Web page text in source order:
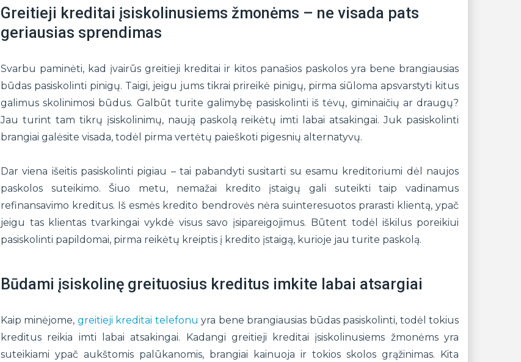
Greitieji kreditai įsiskolinusiems žmonėms – ne visada pats
geriausias sprendimas
Svarbu paminėti, kad įvairūs greitieji kreditai ir kitos panašios paskolos yra bene brangiausias
būdas pasiskolinti pinigų. Taigi, jeigu jums tikrai prireikė pinigų, pirma siūloma apsvarstyti kitus
galimus skolinimosi būdus. Galbūt turite galimybę pasiskolinti iš tėvų, giminaičių ar draugų?
Jau turint tam tikrų įsiskolinimų, naują paskolą reikėtų imti labai atsakingai. Juk pasiskolinti
brangiai galėsite visada, todėl pirma vertėtų paieškoti pigesnių alternatyvų.
Dar viena išeitis pasiskolinti pigiau – tai pabandyti susitarti su esamu kreditoriumi dėl naujos
paskolos suteikimo. Šiuo metu, nemažai kredito įstaigų gali suteikti taip vadinamus
refinansavimo kreditus. Iš esmės kredito bendrovės nėra suinteresuotos prarasti klientą, ypač
jeigu tas klientas tvarkingai vykdė visus savo įsipareigojimus. Būtent todėl iškilus poreikiui
pasiskolinti papildomai, pirma reikėtų kreiptis į kredito įstaigą, kurioje jau turite paskolą.
Būdami įsiskolinę greituosius kreditus imkite labai atsargiai
Kaip minėjome, greitieji kreditai telefonu yra bene brangiausias būdas pasiskolinti, todėl tokius
kreditus reikia imti labai atsakingai. Kadangi greitieji kreditai įsiskolinusiems žmonėms yra
suteikiami ypač aukštomis palūkanomis, brangiai kainuoja ir tokios skolos grąžinimas. Kita